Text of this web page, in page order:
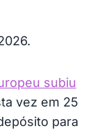
subiu
vez em 25
para